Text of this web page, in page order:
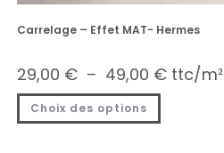
Carrelage – Effet MAT- Hermes
29,00 € – 49,00 € ttc/m²
Choix des options